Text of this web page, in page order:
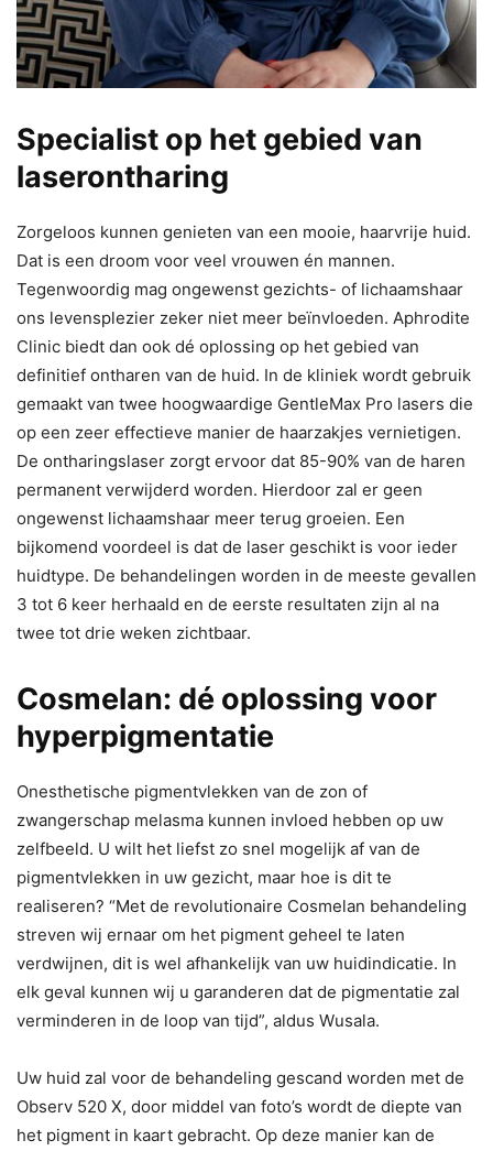
Specialist op het gebied van
laserontharing
Zorgeloos kunnen genieten van een mooie, haarvrije huid.
Dat is een droom voor veel vrouwen én mannen.
Tegenwoordig mag ongewenst gezichts- of lichaamshaar
ons levensplezier zeker niet meer beïnvloeden. Aphrodite
Clinic biedt dan ook dé oplossing op het gebied van
definitief ontharen van de huid. In de kliniek wordt gebruik
gemaakt van twee hoogwaardige GentleMax Pro lasers die
op een zeer effectieve manier de haarzakjes vernietigen.
De ontharingslaser zorgt ervoor dat 85-90% van de haren
permanent verwijderd worden. Hierdoor zal er geen
ongewenst lichaamshaar meer terug groeien. Een
bijkomend voordeel is dat de laser geschikt is voor ieder
huidtype. De behandelingen worden in de meeste gevallen
3 tot 6 keer herhaald en de eerste resultaten zijn al na
twee tot drie weken zichtbaar.
Cosmelan: dé oplossing voor
hyperpigmentatie
Onesthetische pigmentvlekken van de zon of
zwangerschap melasma kunnen invloed hebben op uw
zelfbeeld. U wilt het liefst zo snel mogelijk af van de
pigmentvlekken in uw gezicht, maar hoe is dit te
realiseren? “Met de revolutionaire Cosmelan behandeling
streven wij ernaar om het pigment geheel te laten
verdwijnen, dit is wel afhankelijk van uw huidindicatie. In
elk geval kunnen wij u garanderen dat de pigmentatie zal
verminderen in de loop van tijd”, aldus Wusala.
Uw huid zal voor de behandeling gescand worden met de
Observ 520 X, door middel van foto’s wordt de diepte van
het pigment in kaart gebracht. Op deze manier kan de